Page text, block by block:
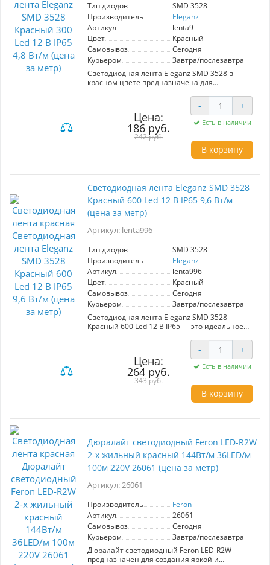
Тип диодов
SMD 3528
Производитель
Eleganz
Артикул
lenta9
Цвет
Красный
Самовывоз
Сегодня
Курьером
Завтра/послезавтра
Светодиодная лента Eleganz SMD 3528 в
красном цвете предназначена для
имеет 60 диодов на метр и мощность 4,8 Вт/м,
что обеспечивает яркий и насыщенный свет.
Работает от напряжения 12 В, герметичная
конструкция с защитой IP65 позволяет
использовать ленту в помещениях и на улице.
Цена указана за 1 метр. Идеальный выбор для
создания атмосферного освещения.
Цена:
186 руб.
242 руб.
- +
Есть в наличии
В корзину
Светодиодная лента Eleganz SMD 3528
Красный 600 Led 12 В IP65 9,6 Вт/м
(цена за метр)
Артикул: lenta996
Тип диодов
SMD 3528
Производитель
Eleganz
Артикул
lenta996
Цвет
Красный
Самовывоз
Сегодня
Курьером
Завтра/послезавтра
Светодиодная лента Eleganz SMD 3528
Красный 600 Led 12 В IP65 — это идеальное
в любых условиях. С мощностью 9,6 Вт/м и 120
диодами на метр, лента обеспечивает яркое и
равномерное свечение. Герметичный корпус с
защитой IP65 делает ее подходящей для
использования как в помещениях, так и на
улице, включая ванные комнаты, кухни и
наружные декоративные элементы.
Эта лента отлично подойдет для оформления
рабочее напряжение 12 В и высокая степень
защиты гарантируют безопасность и
долговечность использования. Выбирайте
Eleganz для стильного и функционального
освещения.
Цена:
264 руб.
343 руб.
- +
Есть в наличии
В корзину
Дюралайт светодиодный Feron LED-R2W
2-х жильный красный 144Вт/м 36LED/м
100м 220V 26061 (цена за метр)
Артикул: 26061
Производитель
Feron
Артикул
26061
Самовывоз
Сегодня
Курьером
Завтра/послезавтра
Дюралайт светодиодный Feron LED-R2W
предназначен для создания яркой и